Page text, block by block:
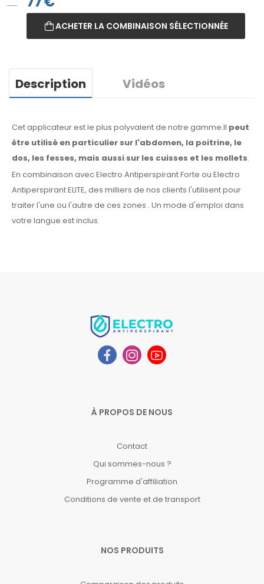
ACHETER LA COMBINAISON SÉLECTIONNÉE
Description Vidéos
Cet applicateur est le plus polyvalent de notre gamme.Il peut
être utilisé en particulier sur l'abdomen, la poitrine, le
dos, les fesses, mais aussi sur les cuisses et les mollets.
En combinaison avec Electro Antiperspirant Forte ou Electro
Antiperspirant ELITE, des milliers de nos clients l'utilisent pour
traiter l'une ou l'autre de ces zones . Un mode d'emploi dans
votre langue est inclus.
À PROPOS DE NOUS
Contact
Qui sommes-nous ?
Programme d'affiliation
Conditions de vente et de transport
NOS PRODUITS